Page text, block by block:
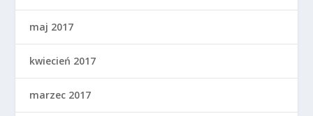
maj 2017
kwiecień 2017
marzec 2017